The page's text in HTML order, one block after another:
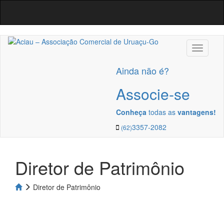
Ainda não é?
Associe-se
Conheça todas as vantagens!
(62)3357-2082
Diretor de Patrimônio
Diretor de Patrimônio